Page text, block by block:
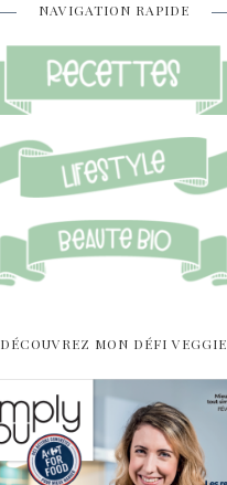
NAVIGATION RAPIDE
DÉCOUVREZ MON DÉFI VEGGIE